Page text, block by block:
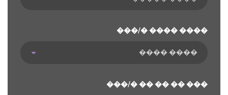
���/� ���� ����
���/� �� �� �� ���